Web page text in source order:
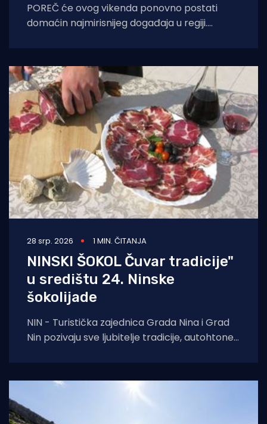
POREČ će ovog vikenda ponovno postati
domaćin najmirisnijeg događaja u regiji.
28 srp. 2026 1 MIN. ČITANJA
NINSKI ŠOKOL Čuvar tradicije"
u središtu 24. Ninske
šokolijade
NIN - Turistička zajednica Grada Nina i Grad
Nin pozivaju sve ljubitelje tradicije, autohtone